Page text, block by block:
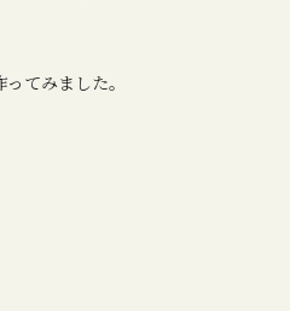
てみました。